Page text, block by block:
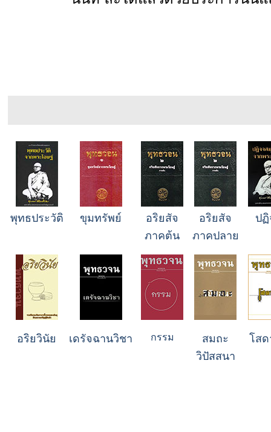
พุทธประวัติ ขุมทรัพย์
อริยสัจ
ภาคต้น
อริยสัจ
ภาคปลาย
ป
อริยวินัย เดรัจฉานวิชา กรรม
สมถะ
วิปัสสนา
โส